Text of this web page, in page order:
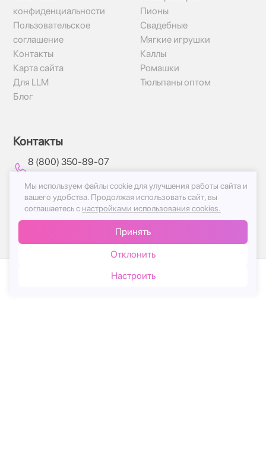
Мы используем файлы cookie для улучшения работы сайта и
вашего удобства. Продолжая использовать сайт, вы
соглашаетесь с настройками использования cookies.
Принять
Отклонить
Настроить
конфиденциальности
Пользовательское
соглашение
Контакты
Карта сайта
Для LLM
Блог
Пионы
Свадебные
Мягкие игрушки
Каллы
Ромашки
Тюльпаны оптом
Контакты
8 (800) 350-89-07